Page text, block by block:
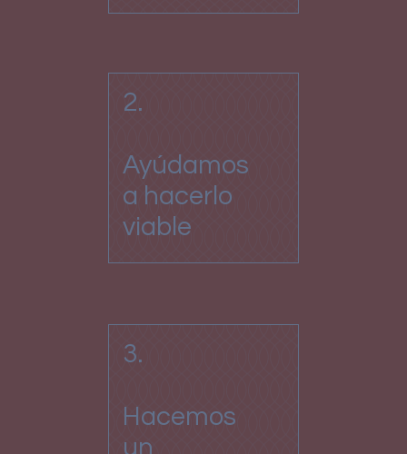
2.
Ayúdamos
a hacerlo
viable
3.
Hacemos
un